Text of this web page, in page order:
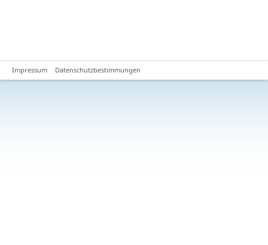
Impressum Datenschutzbestimmungen